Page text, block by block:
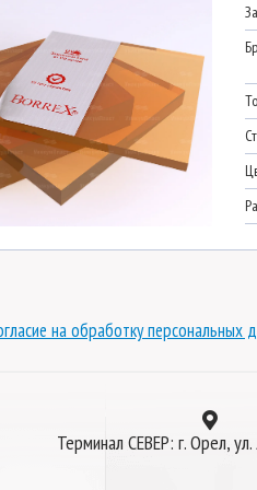
на обработку персональных
Терминал СЕВЕР: г. Орел, ул.